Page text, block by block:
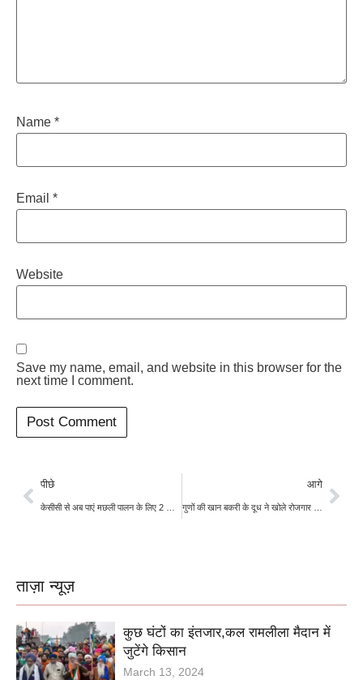
Name *
Email *
Website
Save my name, email, and website in this browser for the
next time I comment.
पीछे आगे
ताज़ा न्यूज़
कुछ घंटों का इंतजार,कल रामलीला मैदान में
जुटेंगे किसान
March 13, 2024